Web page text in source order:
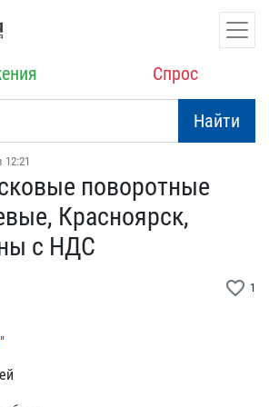
Спрос
Найти
12:21
поворот​ные
Красн​оярск,
с Н​ДС
favorite_border 1